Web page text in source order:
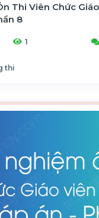
Thi Viên Chức
8
1
thi